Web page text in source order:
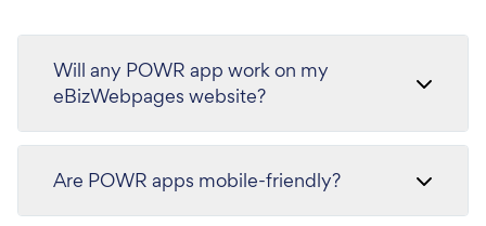
Will any POWR app work on my
eBizWebpages website?
Are POWR apps mobile-friendly?